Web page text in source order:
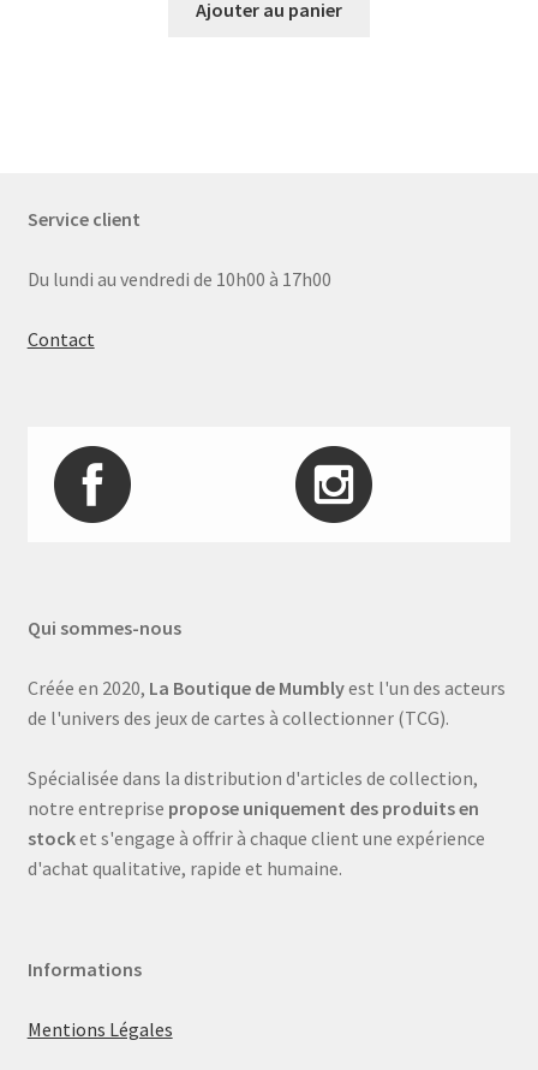
Ajouter au panier
Service client
Du lundi au vendredi de 10h00 à 17h00
Contact
Qui sommes-nous
Créée en 2020, La Boutique de Mumblyest l'un des acteurs
de l'univers des jeux de cartes à collectionner (TCG).
Spécialisée dans la distribution d'articles de collection,
notre entreprise propose uniquement des produits en
stocket s'engage à offrir à chaque client une expérience
d'achat qualitative, rapide et humaine.
Informations
Mentions Légales